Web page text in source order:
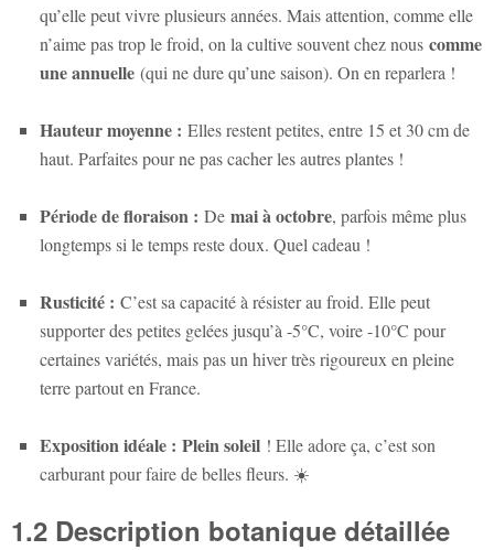
qu’elle peut vivre plusieurs années. Mais attention, comme elle
n’aime pas trop le froid, on la cultive souvent chez nous comme
une annuelle (qui ne dure qu’une saison). On en reparlera !
Hauteur moyenne : Elles restent petites, entre 15 et 30 cm de
haut. Parfaites pour ne pas cacher les autres plantes !
Période de floraison : De mai à octobre, parfois même plus
longtemps si le temps reste doux. Quel cadeau !
Rusticité : C’est sa capacité à résister au froid. Elle peut
supporter des petites gelées jusqu’à -5°C, voire -10°C pour
certaines variétés, mais pas un hiver très rigoureux en pleine
terre partout en France.
Exposition idéale : Plein soleil ! Elle adore ça, c’est son
carburant pour faire de belles fleurs. ☀️
1.2 Description botanique détaillée